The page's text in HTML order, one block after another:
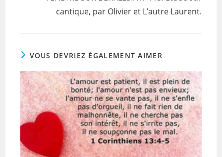
cantique, par Olivier et L’autre Laurent.
VOUS DEVRIEZ ÉGALEMENT AIMER